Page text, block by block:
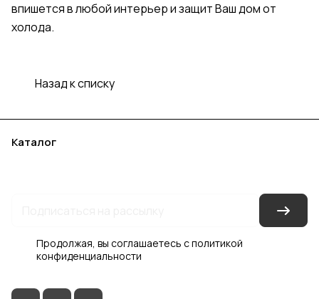
впишется в любой интерьер и защит Ваш дом от
холода.
Назад к списку
Каталог
Продолжая, вы соглашаетесь сполитикой
конфиденциальности